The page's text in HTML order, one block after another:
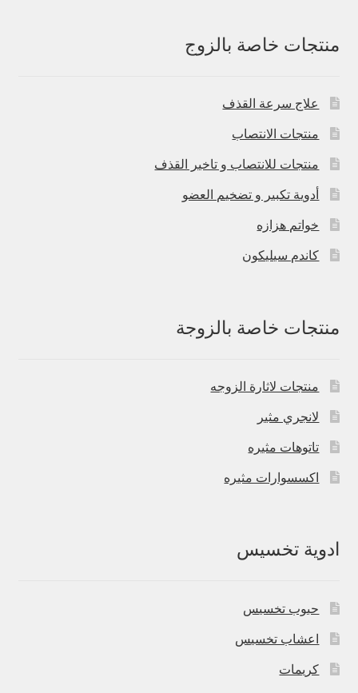
منتجات خاصة بالزوج
علاج سرعة القذف
منتجات الانتصاب
منتجات للانتصاب و تاخير القذف
أدوية تكبير و تضخيم العضو
خواتم هزازه
كاندم سيليكون
منتجات خاصة بالزوجة
منتجات لاثارة الزوجه
لانجري مثير
تاتوهات مثيره
اكسسوارات مثيره
ادوية تخسيس
حبوب تخسيس
اعشاب تخسيس
كريمات